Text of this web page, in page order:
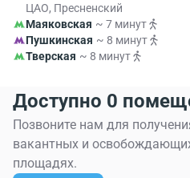
ЦАО, Пресненский
Маяковская ~ 7 минут
Пушкинская ~ 8 минут
Тверская ~ 8 минут
Доступно 0
Позвоните нам для
вакантных и
площадях.